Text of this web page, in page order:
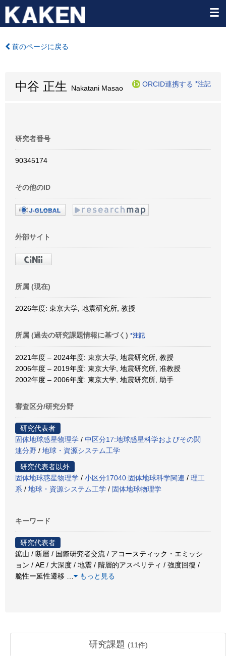
前のページに戻る
中谷 正生 Nakatani Masao
ORCID連携する *注記
研究者番号
90345174
その他のID
外部サイト
所属 (現在)
2026年度: 東京大学, 地震研究所, 教授
所属 (過去の研究課題情報に基づく) *注記
2021年度 – 2024年度: 東京大学, 地震研究所, 教授
2006年度 – 2019年度: 東京大学, 地震研究所, 准教授
2002年度 – 2006年度: 東京大学, 地震研究所, 助手
審査区分/研究分野
研究代表者
固体地球惑星物理学 / 中区分17:地球惑星科学およびその関
連分野 / 地球・資源システム工学
研究代表者以外
固体地球惑星物理学 / 小区分17040:固体地球科学関連 / 理工
系 / 地球・資源システム工学 / 固体地球物理学
キーワード
研究代表者
鉱山 / 断層 / 国際研究者交流 / アコースティック・エミッシ
ョン / AE / 大深度 / 地震 / 階層的アスペリティ / 強度回復 /
脆性ー延性遷移
もっと見る
研究課題 (11件)